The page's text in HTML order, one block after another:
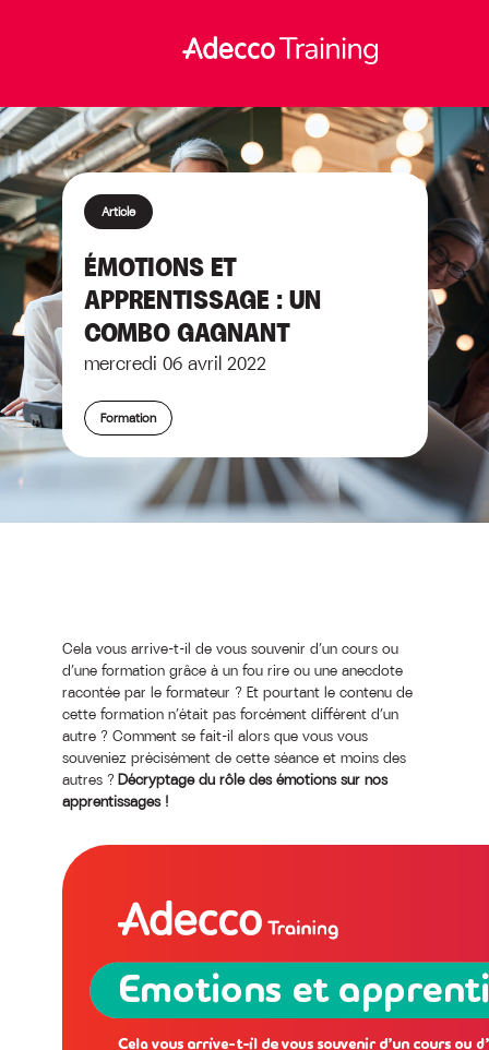
Article
ÉMOTIONS ET
APPRENTISSAGE : UN
COMBO GAGNANT
mercredi 06 avril 2022
Formation
Cela vous arrive-t-il de vous souvenir d’un cours ou
d’une formation grâce à un fou rire ou une anecdote
racontée par le formateur ? Et pourtant le contenu de
cette formation n’était pas forcément différent d’un
autre ? Comment se fait-il alors que vous vous
souveniez précisément de cette séance et moins des
autres ?Décryptage du rôle des émotions sur nos
apprentissages !